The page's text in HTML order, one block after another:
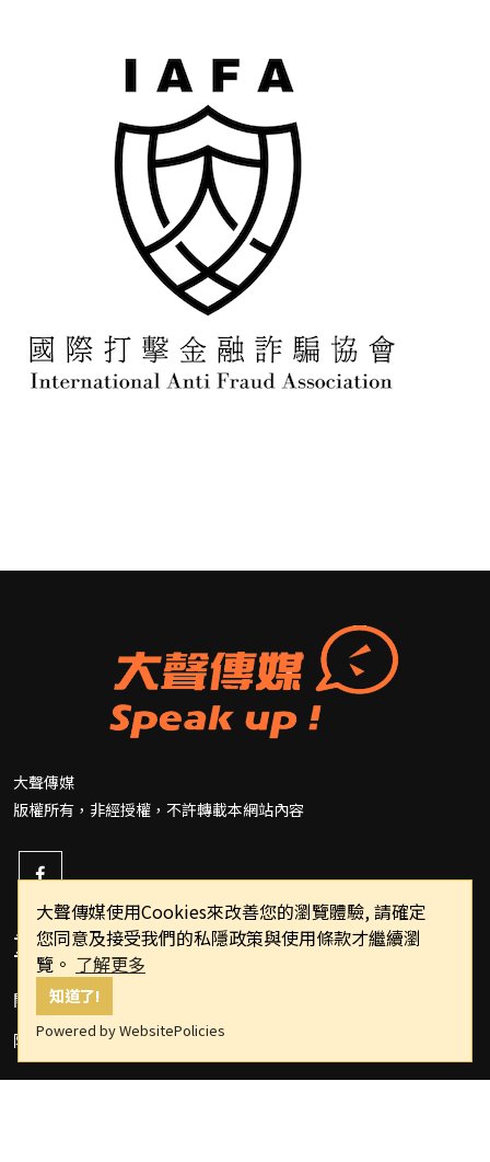
大聲傳媒使用Cookies來改善您的瀏覽體驗, 請確定
您同意及接受我們的私隱政策與使用條款才繼續瀏
覽。 了解更多
知道了!
Powered by WebsitePolicies
大聲傳媒
版權所有，非經授權，不許轉載本網站內容
重要連結
關於我們
隱私權政策